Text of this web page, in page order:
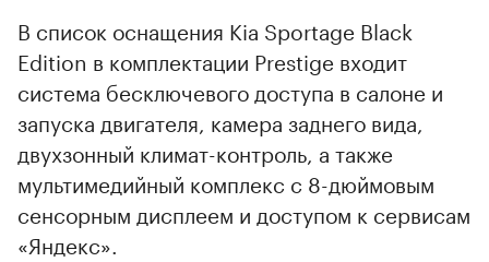
В список оснащения Kia Sportage Black
Edition в комплектации Prestige входит
система бесключевого доступа в салоне и
запуска двигателя, камера заднего вида,
двухзонный климат-контроль, а также
мультимедийный комплекс с 8-дюймовым
сенсорным дисплеем и доступом к сервисам
«Яндекс».